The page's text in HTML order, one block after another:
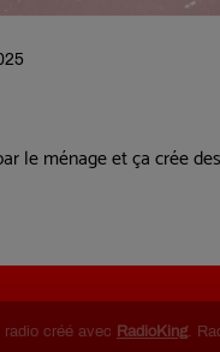
le ménage et ça crée
créé avec RadioKing.